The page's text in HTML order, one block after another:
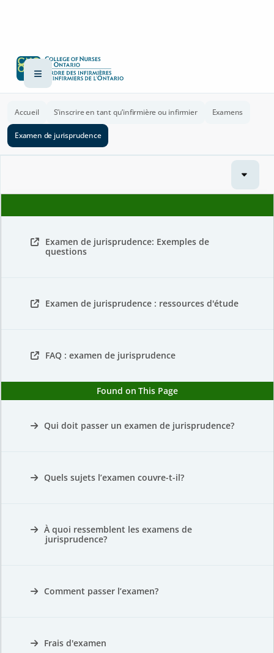
Accueil S’inscrire en tant qu’infirmière ou infirmier Examens
Examen de jurisprudence
Examen de jurisprudence: Exemples de
questions
Examen de jurisprudence : ressources d'étude
FAQ : examen de jurisprudence
Found on This Page
Qui doit passer un examen de jurisprudence?
Quels sujets l’examen couvre-t-il?
À quoi ressemblent les examens de
jurisprudence?
Comment passer l’examen?
Frais d'examen